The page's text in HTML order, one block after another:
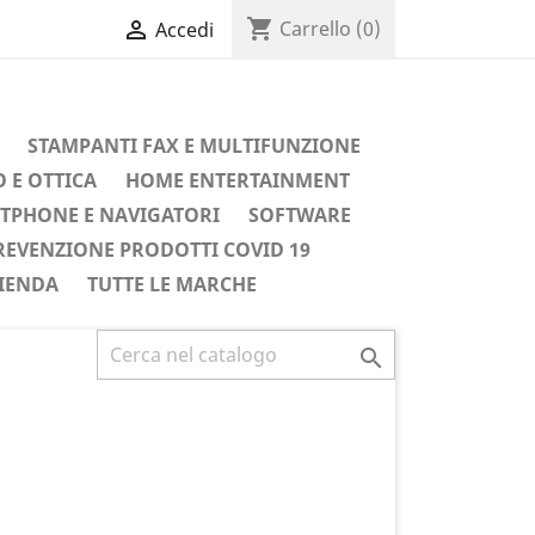
 Accedi shopping_cart Carrello (0)
STAMPANTI FAX E MULTIFUNZIONE
E OTTICA
HOME ENTERTAINMENT
E NAVIGATORI
SOFTWARE
PRODOTTI COVID 19
TUTTE LE MARCHE

Successivo